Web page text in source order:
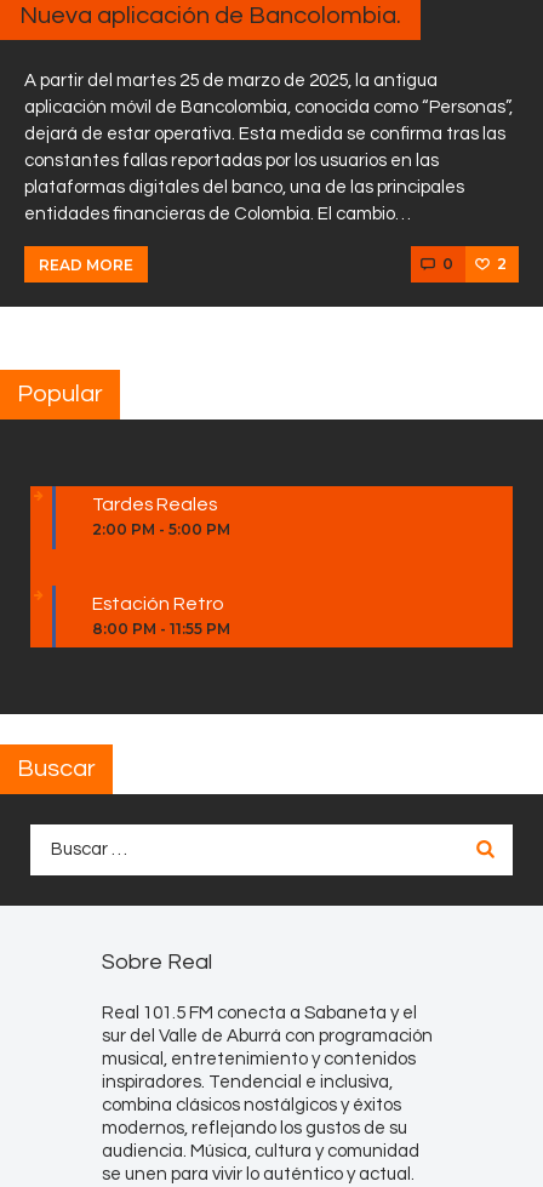
Nueva aplicación de Bancolombia.
A partir del martes 25 de marzo de 2025, la antigua
aplicación móvil de Bancolombia, conocida como “Personas”,
dejará de estar operativa. Esta medida se confirma tras las
constantes fallas reportadas por los usuarios en las
plataformas digitales del banco, una de las principales
entidades financieras de Colombia. El cambio…
READ MORE 0 2
Popular
Tardes Reales
2:00 PM - 5:00 PM
Estación Retro
8:00 PM - 11:55 PM
Buscar
Sobre Real
Real 101.5 FM conecta a Sabaneta y el
sur del Valle de Aburrá con programación
musical, entretenimiento y contenidos
inspiradores. Tendencial e inclusiva,
combina clásicos nostálgicos y éxitos
modernos, reflejando los gustos de su
audiencia. Música, cultura y comunidad
se unen para vivir lo auténtico y actual.